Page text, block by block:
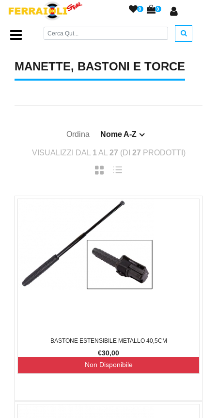
0 0
Home Page/TEMPO LIBERO/Manette, Bastoni e Torce
MANETTE, BASTONI E TORCE
Ordina Nome A-Z
VISUALIZZI DAL 1 AL 27 (DI 27 PRODOTTI)
BASTONE ESTENSIBILE METALLO 40,5CM
€30,00
Non Disponibile